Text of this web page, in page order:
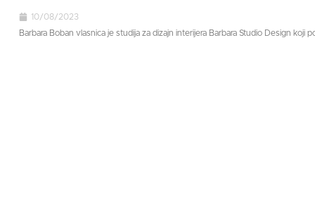
10/08/2023
Barbara Boban vlasnica je studija za dizajn interijera Barbara Studio Design koji